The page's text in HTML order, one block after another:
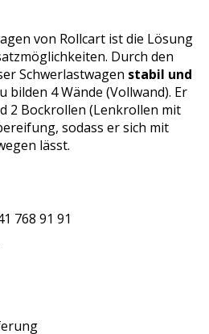
von Rollcart ist die Lösung
Durch den
Schwerlastwagen stabil und
bilden 4 Wände (Vollwand). Er
2 Bockrollen (Lenkrollen mit
sodass er sich mit
lässt.
768 91 91